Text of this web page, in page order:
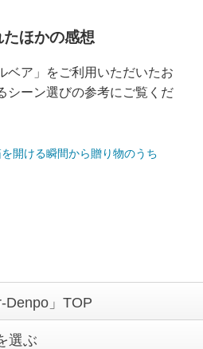
ほかの感想
ベア」をご利用いただいたお
シーン選びの参考にご覧くだ
開ける瞬間から贈り物のうち
Denpo」TOP
選ぶ